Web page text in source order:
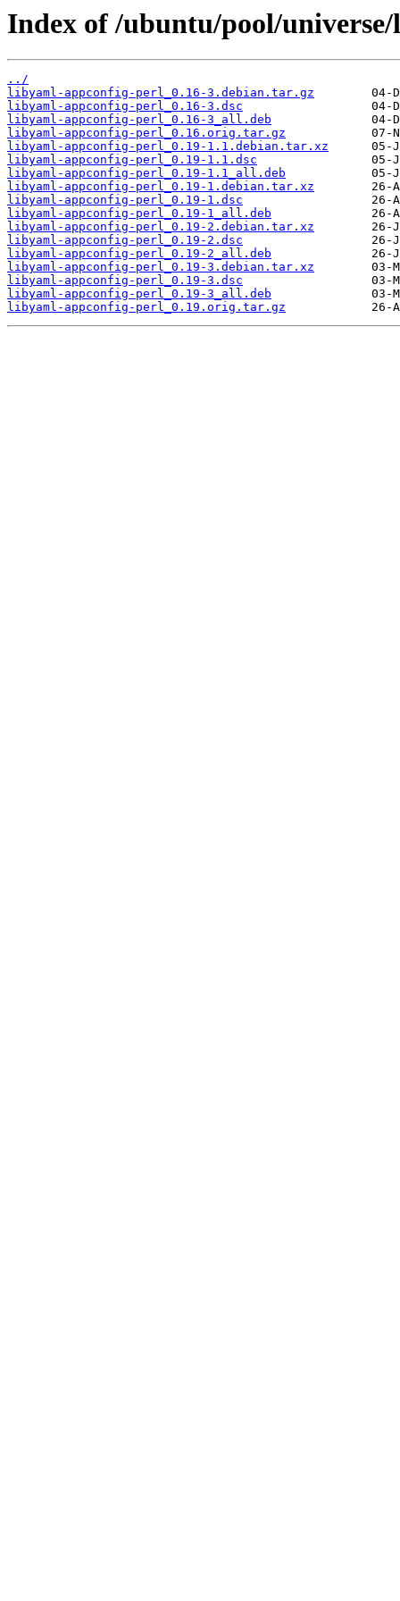
Index of /ubuntu/pool/
../
libyaml-appconfig-perl_0.16-3.debian.tar.gz
libyaml-appconfig-perl_0.16-3.dsc
libyaml-appconfig-perl_0.16-3_all.deb
libyaml-appconfig-perl_0.16.orig.tar.gz
libyaml-appconfig-perl_0.19-1.1.debian.tar.xz
libyaml-appconfig-perl_0.19-1.1.dsc
libyaml-appconfig-perl_0.19-1.1_all.deb
libyaml-appconfig-perl_0.19-1.debian.tar.xz
libyaml-appconfig-perl_0.19-1.dsc
libyaml-appconfig-perl_0.19-1_all.deb
libyaml-appconfig-perl_0.19-2.debian.tar.xz
libyaml-appconfig-perl_0.19-2.dsc
libyaml-appconfig-perl_0.19-2_all.deb
libyaml-appconfig-perl_0.19-3.debian.tar.xz
libyaml-appconfig-perl_0.19-3.dsc
libyaml-appconfig-perl_0.19-3_all.deb
libyaml-appconfig-perl_0.19.orig.tar.gz